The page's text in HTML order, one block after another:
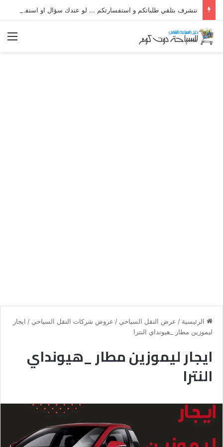
نتشرف بتلقي طلباتكم و استفسارتكم ... لو عندك سؤال او استفسار ماتدرددش فى طلب المساعدة
الرئيسية / عرض النقل السياحي / عروض شركات النقل السياحي / ايجار
ليموزين مطار _هيونداي النترا
ايجار ليموزين مطار _هيونداي
النترا